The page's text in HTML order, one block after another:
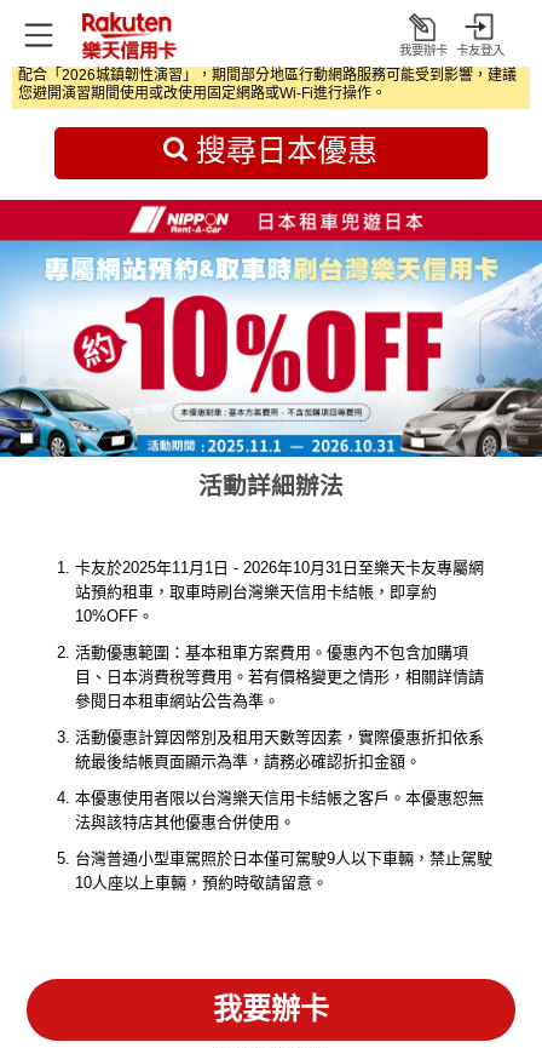
打
開
我要辦卡 卡友登入
配合「2026城鎮韌性演習」，期間部分地區行動網路服務可能受到影響，建議
您避開演習期間使用或改使用固定網路或Wi‑Fi進行操作。
首頁 日本旅遊優惠
搜尋日本優惠
活動詳細辦法
卡友於2025年11月1日 - 2026年10月31日至樂天卡友專屬網
站預約租車，取車時刷台灣樂天信用卡結帳，即享約
10%OFF。
活動優惠範圍：基本租車方案費用。優惠內不包含加購項
目、日本消費稅等費用。若有價格變更之情形，相關詳情請
參閱日本租車網站公告為準。
活動優惠計算因幣別及租用天數等因素，實際優惠折扣依系
統最後結帳頁面顯示為準，請務必確認折扣金額。
本優惠使用者限以台灣樂天信用卡結帳之客戶。本優惠恕無
法與該特店其他優惠合併使用。
台灣普通小型車駕照於日本僅可駕駛9人以下車輛，禁止駕駛
10人座以上車輛，預約時敬請留意。
我要辦卡